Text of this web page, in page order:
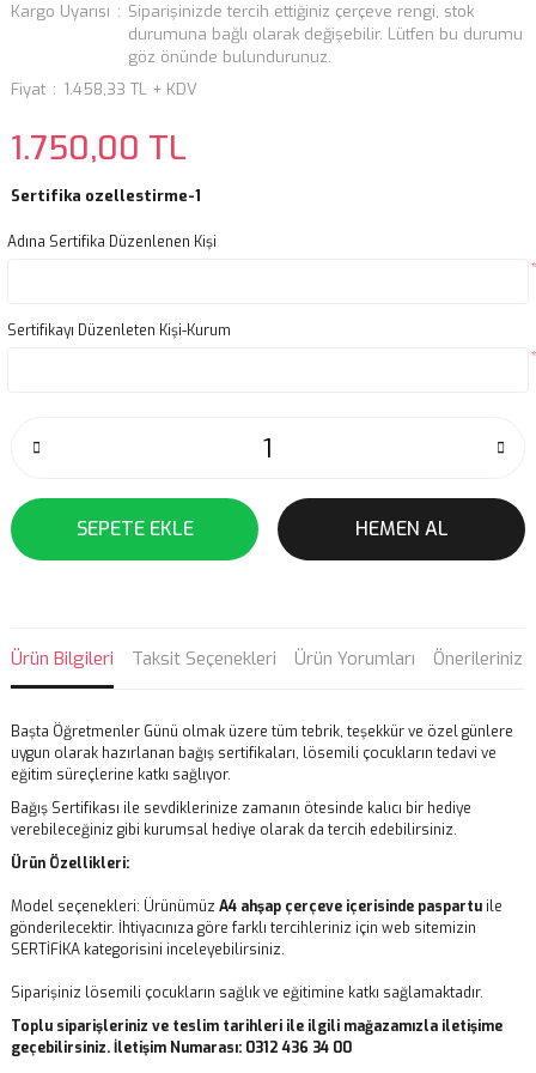
Kargo Uyarısı
Siparişinizde tercih ettiğiniz çerçeve rengi, stok
durumuna bağlı olarak değişebilir. Lütfen bu durumu
göz önünde bulundurunuz.
Fiyat
1.458,33 TL + KDV
1.750,00 TL
Sertifika ozellestirme-1
Adına Sertifika Düzenlenen Kişi
*
Sertifikayı Düzenleten Kişi-Kurum
*
SEPETE EKLE HEMEN AL
Ürün Bilgileri Taksit Seçenekleri Ürün Yorumları Önerileriniz
Başta Öğretmenler Günü olmak üzere tüm tebrik, teşekkür ve özel günlere
uygun olarak hazırlanan bağış sertifikaları, lösemili çocukların tedavi ve
eğitim süreçlerine katkı sağlıyor.
Bağış Sertifikası ile sevdiklerinize zamanın ötesinde kalıcı bir hediye
verebileceğiniz gibi kurumsal hediye olarak da tercih edebilirsiniz.
Ürün Özellikleri:
Model seçenekleri: Ürünümüz A4 ahşap çerçeve içerisinde paspartu ile
gönderilecektir. İhtiyacınıza göre farklı tercihleriniz için web sitemizin
SERTİFİKA kategorisini inceleyebilirsiniz.
Siparişiniz lösemili çocukların sağlık ve eğitimine katkı sağlamaktadır.
Toplu siparişleriniz ve teslim tarihleri ile ilgili mağazamızla iletişime
geçebilirsiniz. İletişim Numarası: 0312 436 34 00